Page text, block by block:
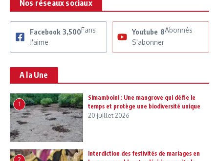
Nos réseaux sociaux
Facebook 3,500Fans
J'aime
Youtube 8Abonnés
S'abonner
A la Une
1
Simamboini : Une mangrove qui défie le
temps et protège une biodiversité unique
20 juillet 2026
Interdiction des festivités de mariages en